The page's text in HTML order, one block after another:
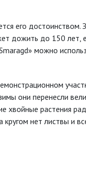
его достоинством.
дожить до 150 лет,
можно
они перенесли
хвойные растения
кругом нет листвы и